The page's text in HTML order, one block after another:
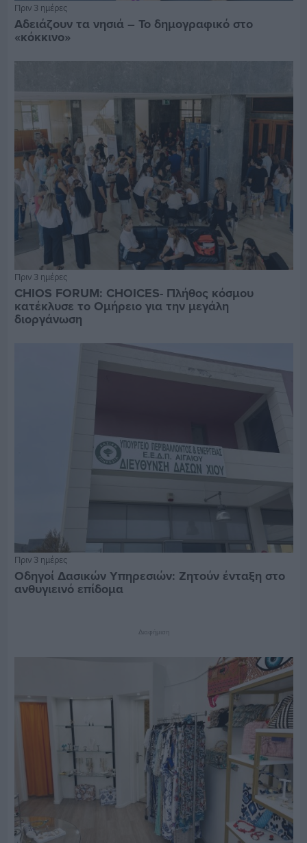
Πριν 3 ημέρες
Αδειάζουν τα νησιά – Το δημογραφικό στο
«κόκκινο»
Πριν 3 ημέρες
CHIOS FORUM: CHOICES- Πλήθος κόσμου
κατέκλυσε το Ομήρειο για την μεγάλη
διοργάνωση
Πριν 3 ημέρες
Οδηγοί Δασικών Υπηρεσιών: Ζητούν ένταξη στο
ανθυγιεινό επίδομα
Διαφήμιση